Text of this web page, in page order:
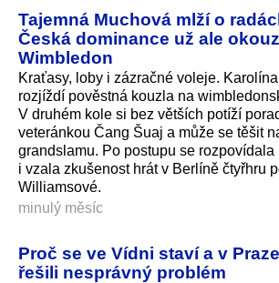
Tajemná Muchová mlží o
Česká dominance už ale
Wimbledon
Kraťasy, loby i zázračné voleje.
rozjíždí pověstná kouzla na
V druhém kole si bez větších potíží
veteránkou Čang Šuaj a může se těšit
grandslamu. Po postupu se rozpovídala
i vzala zkušenost hrát v Berlíně čtyřhru
Williamsové.
minulý měsíc
Proč se ve Vídni staví a v
řešili nesprávný problém